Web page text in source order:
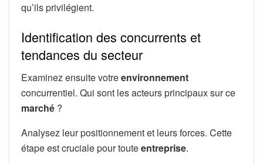
qu’ils privilégient.
Identification des concurrents et
tendances du secteur
Examinez ensuite votreenvironnement
concurrentiel. Qui sont les acteurs principaux sur ce
marché ?
Analysez leur positionnement et leurs forces. Cette
étape est cruciale pour touteentreprise.